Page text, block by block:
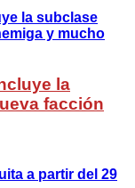
la
facción